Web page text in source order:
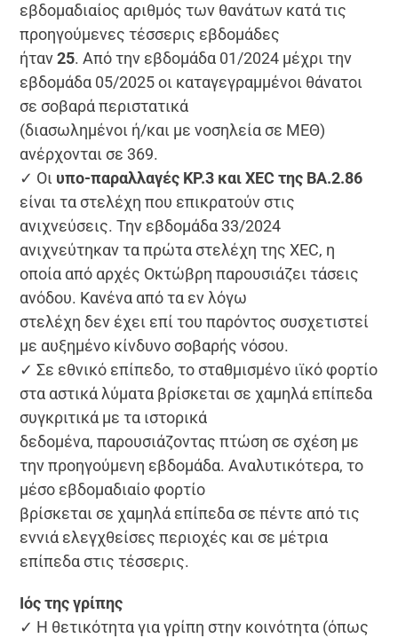
εβδομαδιαίος αριθμός των θανάτων κατά τις
προηγούμενες τέσσερις εβδομάδες
ήταν25. Από την εβδομάδα 01/2024 μέχρι την
εβδομάδα 05/2025 οι καταγεγραμμένοι θάνατοι
σε σοβαρά περιστατικά
(διασωλημένοι ή/και με νοσηλεία σε ΜΕΘ)
ανέρχονται σε 369.
✓ Οι υπο-παραλλαγές KP.3 και XEC της ΒΑ.2.86
είναι τα στελέχη που επικρατούν στις
ανιχνεύσεις. Την εβδομάδα 33/2024
ανιχνεύτηκαν τα πρώτα στελέχη της XEC, η
οποία από αρχές Οκτώβρη παρουσιάζει τάσεις
ανόδου. Κανένα από τα εν λόγω
στελέχη δεν έχει επί του παρόντος συσχετιστεί
με αυξημένο κίνδυνο σοβαρής νόσου.
✓ Σε εθνικό επίπεδο, το σταθμισμένο ιϊκό φορτίο
στα αστικά λύματα βρίσκεται σε χαμηλά επίπεδα
συγκριτικά με τα ιστορικά
δεδομένα, παρουσιάζοντας πτώση σε σχέση με
την προηγούμενη εβδομάδα. Αναλυτικότερα, το
μέσο εβδομαδιαίο φορτίο
βρίσκεται σε χαμηλά επίπεδα σε πέντε από τις
εννιά ελεγχθείσες περιοχές και σε μέτρια
επίπεδα στις τέσσερις.
Ιός της γρίπης
✓ Η θετικότητα για γρίπη στην κοινότητα (όπως